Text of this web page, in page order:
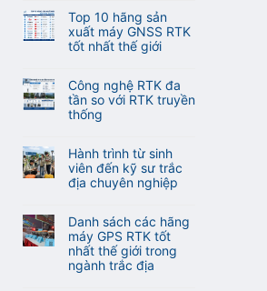
Meridian
M25
và
M20L
2
Camera)
Meridian
dụng
phần
mềm
4.2
VN
có
bình
luận
ở
GNSS
RTK
TOPTech
Chuyên
Cho
Khảo
Sát
Dựng
Và
Địa
Hình
Top 10 hãng sản
xuất máy GNSS RTK
tốt nhất thế giới
có
bình
luận
ở
10
hãng
sản
xuất
GNSS
RTK
tốt
nhất
Công nghệ RTK đa
tần so với RTK truyền
thống
có
bình
luận
ở
nghệ
RTK
đa
tần
so
Hành trình từ sinh
viên đến kỹ sư trắc
địa chuyên nghiệp
có
bình
luận
ở
Hành
Danh sách các hãng
máy GPS RTK tốt
nhất thế giới trong
ngành trắc địa